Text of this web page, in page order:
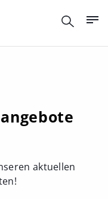
aktuellen